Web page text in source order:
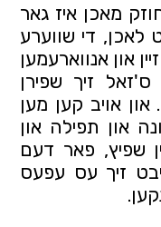
מאכן איז גאר
לאכן, די שווערע
און אנווארעמען
ס'זאל זיך שפירן
און אויב קען מען
און תפילה און
שפיץ, פאר דעם
זיך עס עפעס